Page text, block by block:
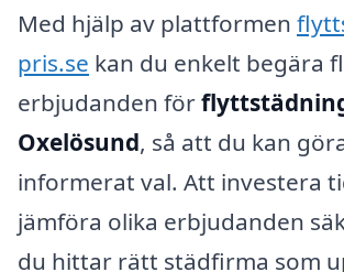
Med hjälp av plattformen
pris.se kan du enkelt begära
erbjudanden för
Oxelösund, så att du kan
informerat val. Att investera
jämföra olika erbjudanden
du hittar rätt städfirma som